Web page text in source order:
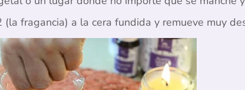
fragancia) a la cera fundida y remueve muy